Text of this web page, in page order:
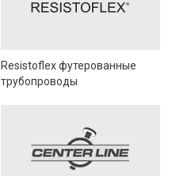
Resistoflex футерованные
трубопроводы